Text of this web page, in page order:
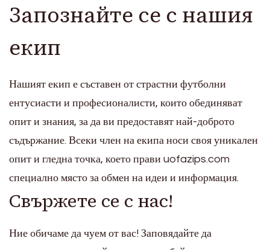
Запознайте се с нашия
екип
Нашият екип е съставен от страстни футболни
ентусиасти и професионалисти, които обединяват
опит и знания, за да ви предоставят най-доброто
съдържание. Всеки член на екипа носи своя уникален
опит и гледна точка, което прави uofazips.com
специално място за обмен на идеи и информация.
Свържете се с нас!
Ние обичаме да чуем от вас! Заповядайте да